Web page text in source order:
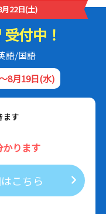
22日(土)
付中！
語/国語
8月19日(水)
ます
ります
こちら